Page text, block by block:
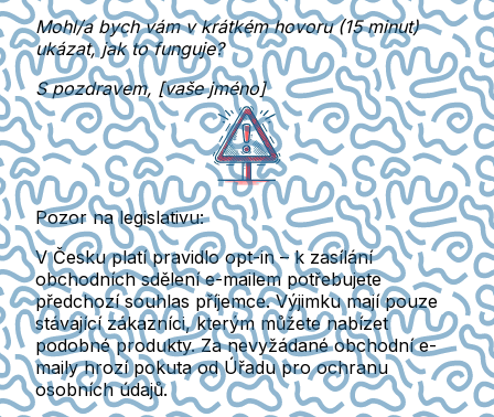
Mohl/a bych vám v krátkém hovoru (15 minut)
ukázat, jak to funguje?
S pozdravem, [vaše jméno]
Pozor na legislativu:
V Česku platí pravidlo opt-in – k zasílání
obchodních sdělení e-mailem potřebujete
předchozí souhlas příjemce. Výjimku mají pouze
stávající zákazníci, kterým můžete nabízet
podobné produkty. Za nevyžádané obchodní e-
maily hrozí pokuta od Úřadu pro ochranu
osobních údajů.